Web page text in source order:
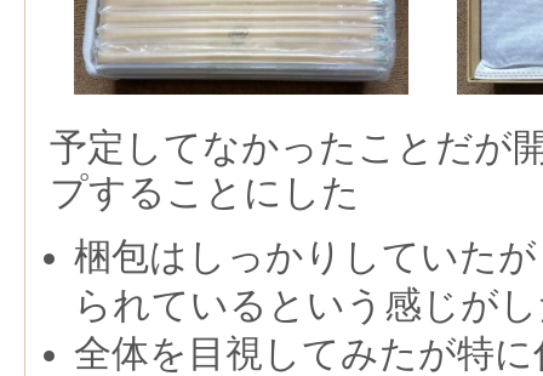
予定してなかったことだが
プすることにした
梱包はしっかりしていた
られているという感じが
全体を目視してみたが特